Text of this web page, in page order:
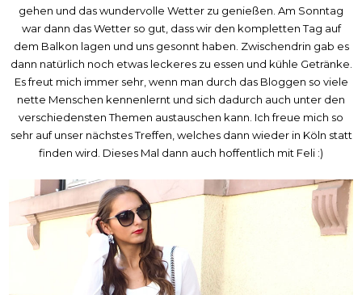
gehen und das wundervolle Wetter zu genießen. Am Sonntag
war dann das Wetter so gut, dass wir den kompletten Tag auf
dem Balkon lagen und uns gesonnt haben. Zwischendrin gab es
dann natürlich noch etwas leckeres zu essen und kühle Getränke.
Es freut mich immer sehr, wenn man durch das Bloggen so viele
nette Menschen kennenlernt und sich dadurch auch unter den
verschiedensten Themen austauschen kann. Ich freue mich so
sehr auf unser nächstes Treffen, welches dann wieder in Köln statt
finden wird. Dieses Mal dann auch hoffentlich mit Feli :)